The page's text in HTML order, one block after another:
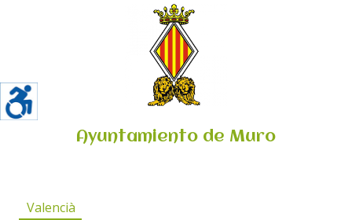
Ayuntamiento de Muro
Valencià